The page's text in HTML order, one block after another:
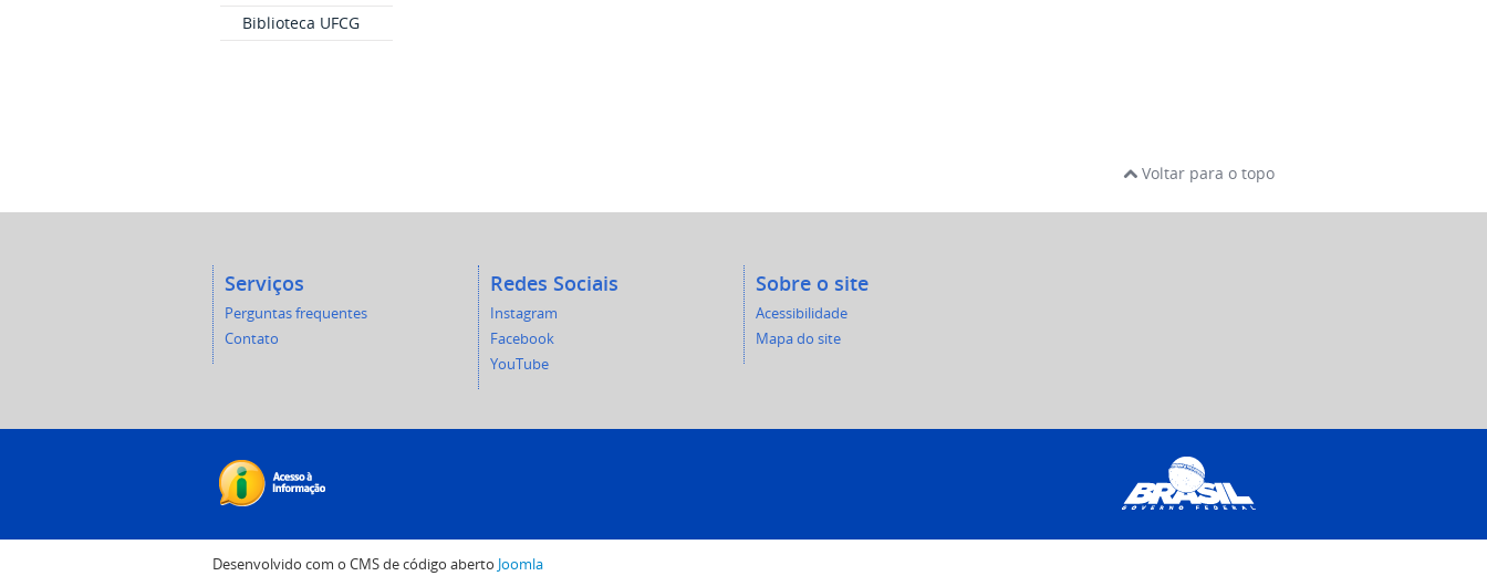
Biblioteca UFCG
Voltar para o topo
Serviços
Perguntas frequentes
Contato
Redes Sociais
Instagram
Facebook
YouTube
Sobre o site
Acessibilidade
Mapa do site
Desenvolvido com o CMS de código aberto Joomla